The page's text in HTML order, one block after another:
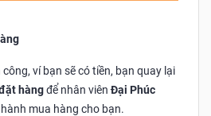
ví bạn sẽ có tiền, bạn quay lại
hàngđể nhân viênĐại Phúc
mua hàng cho bạn.